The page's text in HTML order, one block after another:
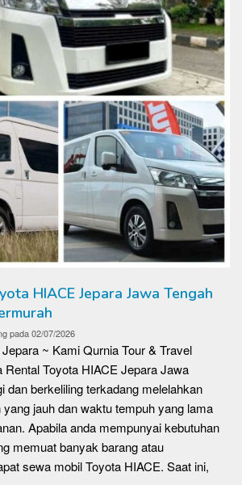
HIACE Jepara Jawa Tengah
pada02/07/2026
~ Kami Qurnia Tour & Travel
Toyota HIACE Jepara Jawa
dan berkeliling terkadang melelahkan
jauh dan waktu tempuh yang lama
Apabila anda mempunyai kebutuhan
memuat banyak barang atau
sewa mobil Toyota HIACE. Saat ini,